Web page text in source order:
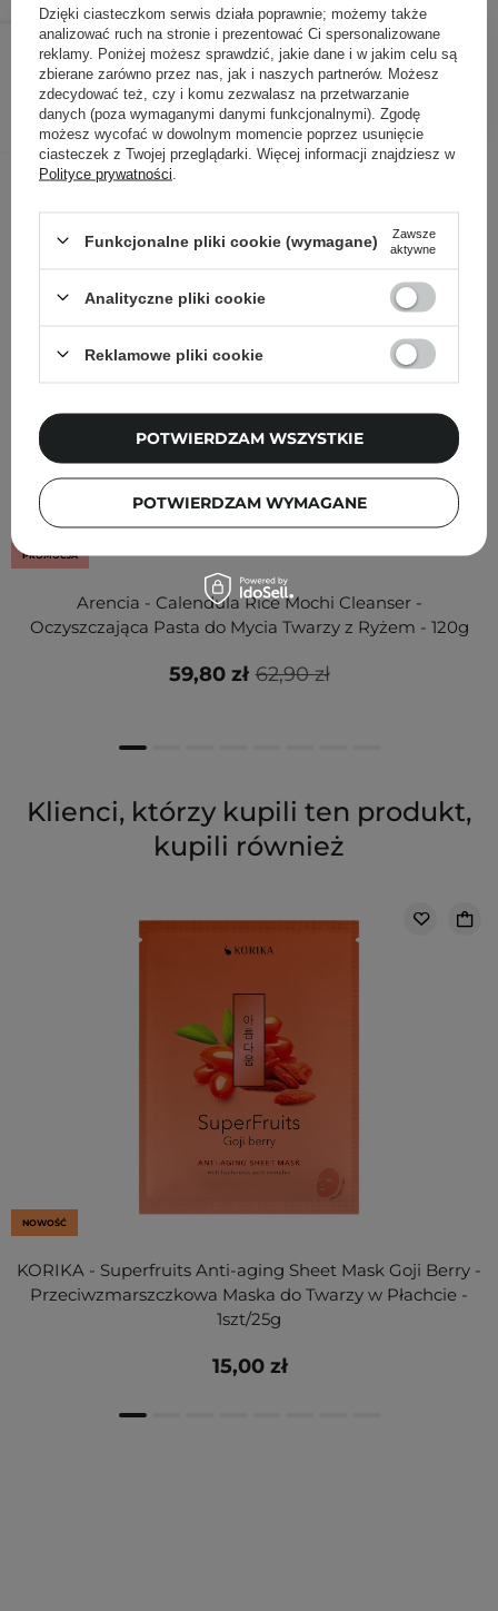
59,40 zł 69,90 zł / szt.
DODAJ DO KOSZYKA
Inni klienci sprawdzali również
PROMOCJA
Arencia - Calendula Rice Mochi Cleanser -
Oczyszczająca Pasta do Mycia Twarzy z Ryżem - 120g
62,90 zł
59,80 zł
Klienci, którzy kupili ten produkt,
kupili również
NOWOŚĆ
KORIKA - Superfruits Anti-aging Sheet Mask Goji Berry -
Przeciwzmarszczkowa Maska do Twarzy w Płachcie -
1szt/25g
15,00 zł
Dzięki ciasteczkom serwis działa poprawnie; możemy także
analizować ruch na stronie i prezentować Ci spersonalizowane
reklamy. Poniżej możesz sprawdzić, jakie dane i w jakim celu są
zbierane zarówno przez nas, jak i naszych partnerów. Możesz
zdecydować też, czy i komu zezwalasz na przetwarzanie
danych (poza wymaganymi danymi funkcjonalnymi). Zgodę
możesz wycofać w dowolnym momencie poprzez usunięcie
ciasteczek z Twojej przeglądarki. Więcej informacji znajdziesz w
Polityce prywatności
Funkcjonalne pliki cookie (wymagane)
Zawsze
aktywne
Analityczne pliki cookie
Reklamowe pliki cookie
POTWIERDZAM WYMAGANE
POTWIERDZAM WSZYSTKIE